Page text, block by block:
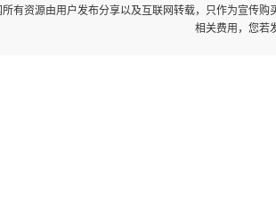
所有资源由用户发布分享以及互联网转载，只作为宣传
相关费用，您若